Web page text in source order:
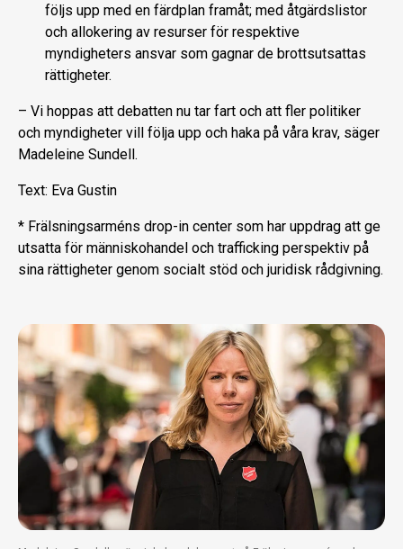
följs upp med en färdplan framåt; med åtgärdslistor
och allokering av resurser för respektive
myndigheters ansvar som gagnar de brottsutsattas
rättigheter.
– Vi hoppas att debatten nu tar fart och att fler politiker
och myndigheter vill följa upp och haka på våra krav, säger
Madeleine Sundell.
Text: Eva Gustin
* Frälsningsarméns drop-in center som har uppdrag att ge
utsatta för människohandel och trafficking perspektiv på
sina rättigheter genom socialt stöd och juridisk rådgivning.